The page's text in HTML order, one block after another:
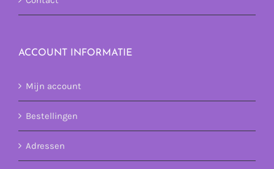
ACCOUNT INFORMATIE
Mijn account
Bestellingen
Adressen